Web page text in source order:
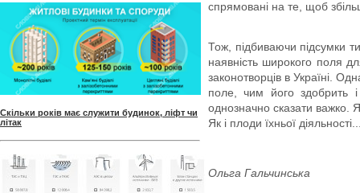
Скільки років має служити будинок, ліфт чи
літак
спрямовані на те, щоб
Тож, підбиваючи підсумки
наявність широкого поля
законотворців в Україні.
поле, чим його здобрить
однозначно сказати важко.
Як і плоди їхньої
Ольга Гальчинська